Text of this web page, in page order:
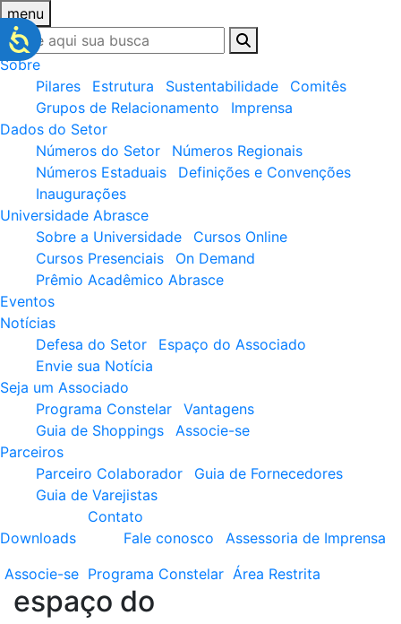
menu
Sobre
Pilares
Estrutura Sustentabilidade
Comitês
Grupos de Relacionamento
Imprensa
Dados do Setor
Números do Setor
Números Regionais
Números Estaduais
Definições e Convenções
Inaugurações
Universidade Abrasce
Sobre a Universidade
Cursos Online
Cursos Presenciais
On Demand
Prêmio Acadêmico Abrasce
Eventos
Notícias
Defesa do Setor
Espaço do Associado
Envie sua Notícia
Seja um Associado
Programa Constelar
Vantagens
Guia de Shoppings
Associe-se
Parceiros
Parceiro Colaborador
Guia de Fornecedores
Guia de Varejistas
Downloads
Contato
Fale conosco
Assessoria de Imprensa
Associe-se Programa Constelar Área Restrita
espaço do